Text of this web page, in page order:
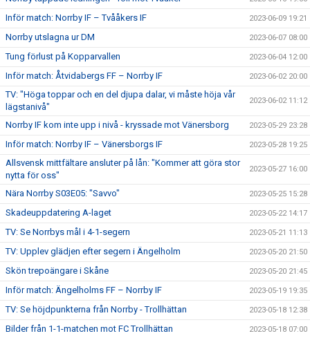
Inför match: Norrby IF – Tvååkers IF 2023-06-09 19:21
Norrby utslagna ur DM 2023-06-07 08:00
Tung förlust på Kopparvallen 2023-06-04 12:00
Inför match: Åtvidabergs FF – Norrby IF 2023-06-02 20:00
TV: "Höga toppar och en del djupa dalar, vi måste höja vår
lägstanivå"
2023-06-02 11:12
Norrby IF kom inte upp i nivå - kryssade mot Vänersborg 2023-05-29 23:28
Inför match: Norrby IF – Vänersborgs IF 2023-05-28 19:25
Allsvensk mittfältare ansluter på lån: "Kommer att göra stor
nytta för oss"
2023-05-27 16:00
Nära Norrby S03E05: "Savvo" 2023-05-25 15:28
Skadeuppdatering A-laget 2023-05-22 14:17
TV: Se Norrbys mål i 4-1-segern 2023-05-21 11:13
TV: Upplev glädjen efter segern i Ängelholm 2023-05-20 21:50
Skön trepoängare i Skåne 2023-05-20 21:45
Inför match: Ängelholms FF – Norrby IF 2023-05-19 19:35
TV: Se höjdpunkterna från Norrby - Trollhättan 2023-05-18 12:38
Bilder från 1-1-matchen mot FC Trollhättan 2023-05-18 07:00